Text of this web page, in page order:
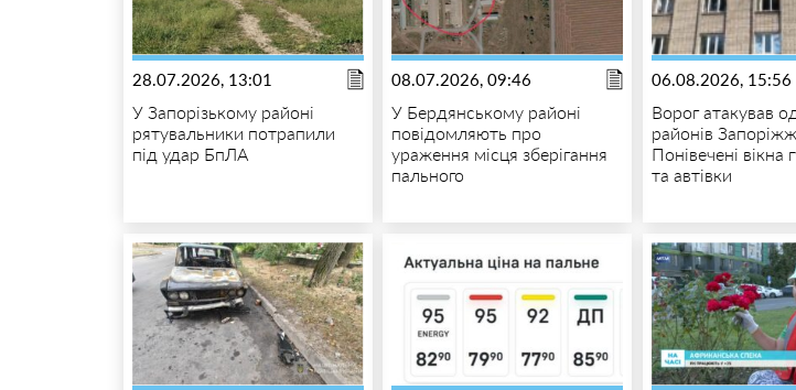
28.07.2026, 13:01
У Запорізькому районі
рятувальники потрапили
під удар БпЛА
08.07.2026, 09:46
У Бердянському районі
повідомляють про
ураження місця зберігання
пального
06.08.2026, 15:56
Ворог атакував
районів
Понівечені вікна
та автівки